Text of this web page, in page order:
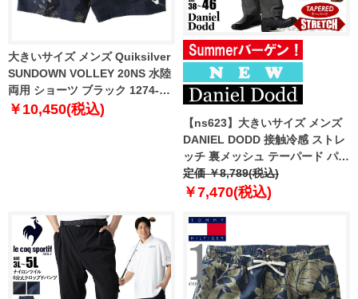
大きいサイズ メンズ Quiksilver
SUNDOWN VOLLEY 20NS 水陸
両用 ショーツ ブラック 1274-
6268-2 3L 4L 5L 6L
￥10,450(税込)
【ns623】大きいサイズ メンズ
DANIEL DODD 接触冷感 ストレ
ッチ 裏メッシュ テーパード パン
ツ 春夏新作 azp260202201t
【fre】
定価 ￥8,789(税込)
￥7,470(税込)